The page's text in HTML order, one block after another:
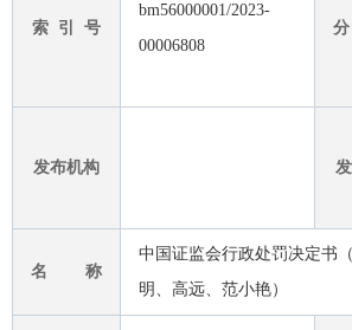
索 引 号
bm56000001/2023-
00006808
发布机构
名 称
中国证监会行政处罚决定书
明、高远、范小艳）